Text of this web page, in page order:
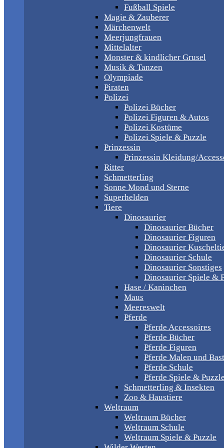
Fußball Spiele
Magie & Zauberer
Märchenwelt
Meerjungfrauen
Mittelalter
Monster & kindlicher Grusel
Musik & Tanzen
Olympiade
Piraten
Polizei
Polizei Bücher
Polizei Figuren & Autos
Polizei Kostüme
Polizei Spiele & Puzzle
Prinzessin
Prinzessin Kleidung/
Ritter
Schmetterling
Sonne Mond und Sterne
Superhelden
Tiere
Dinosaurier
Dinosaurier Bücher
Dinosaurier Figuren
Dinosaurier
Dinosaurier Schule
Dinosaurier Sonstiges
Dinosaurier Spiele &
Hase / Kaninchen
Maus
Meereswelt
Pferde
Pferde Accessoires
Pferde Bücher
Pferde Figuren
Pferde Malen und
Pferde Schule
Pferde Spiele & Puzzle
Schmetterling & Insekten
Zoo & Haustiere
Weltraum
Weltraum Bücher
Weltraum Schule
Weltraum Spiele & Puzzle